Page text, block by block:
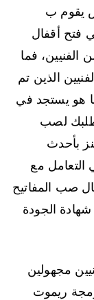
يقوم ب
فتح أقفال
فما
الذين تم
هو يستجد في
لصب
بأحدث
التعامل مع
صب المفاتيح
الجودة
مجهولين
ريموت